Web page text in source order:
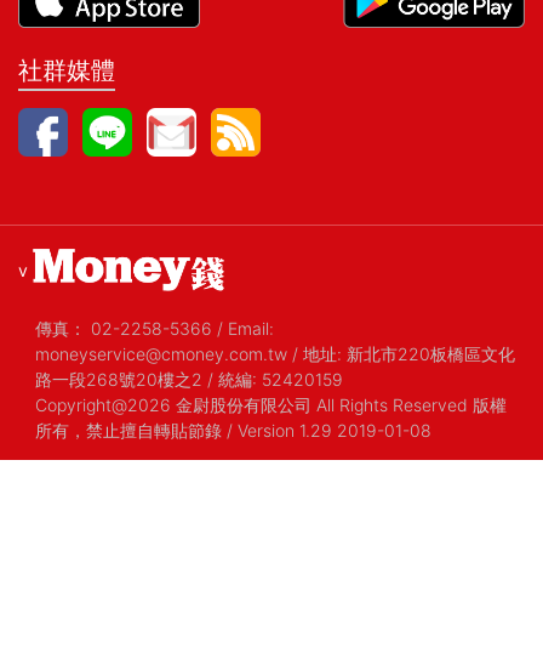
社群媒體
v
傳真： 02-2258-5366 / Email:
moneyservice@cmoney.com.tw / 地址: 新北市220板橋區文化
路一段268號20樓之2 / 統編: 52420159
Copyright@2026 金尉股份有限公司 All Rights Reserved 版權
所有，禁止擅自轉貼節錄 / Version 1.29 2019-01-08